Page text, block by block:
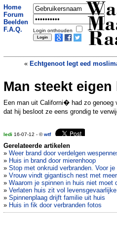
Home
Forum
Beelden
F.A.Q.
Login onthouden
« Echtgenoot legt eed
Joran
Man steekt
Een man uit Californi� had zo genoeg
dat hij besloot ze eens grondig te
ledi 16-07-12 - ©wtf
Gerelateerde artikelen
» Weer brand door verdelgen
» Huis in brand door mierenhoop
» Stop met onkruid verbranden. Voor
» Vrouw vindt gigantisch nest met
» Waarom je spinnen in huis niet moet
» Verlaten huis zit vol
» Spinnenplaag drijft familie uit huis
» Huis in fik door verbranden fotos